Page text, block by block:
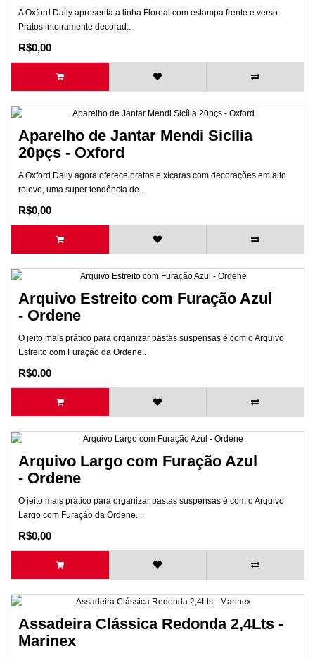
A Oxford Daily apresenta a linha Floreal com estampa frente e verso.
Pratos inteiramente decorad..
R$0,00
Aparelho de Jantar Mendi Sicília
20pçs - Oxford
A Oxford Daily agora oferece pratos e xícaras com decorações em alto
relevo, uma super tendência de..
R$0,00
Arquivo Estreito com Furação Azul
- Ordene
O jeito mais prático para organizar pastas suspensas é com o Arquivo
Estreito com Furação da Ordene..
R$0,00
Arquivo Largo com Furação Azul
- Ordene
O jeito mais prático para organizar pastas suspensas é com o Arquivo
Largo com Furação da Ordene. ..
R$0,00
Assadeira Clássica Redonda 2,4Lts -
Marinex